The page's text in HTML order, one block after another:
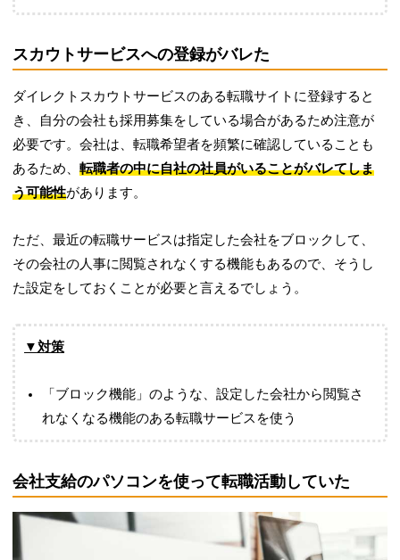
スカウトサービスへの登録がバレた
ダイレクトスカウトサービスのある転職サイトに登録すると
き、自分の会社も採用募集をしている場合があるため注意が
必要です。会社は、転職希望者を頻繁に確認していることも
あるため、転職者の中に自社の社員がいることがバレてしま
う可能性があります。
ただ、最近の転職サービスは指定した会社をブロックして、
その会社の人事に閲覧されなくする機能もあるので、そうし
た設定をしておくことが必要と言えるでしょう。
▼対策
「ブロック機能」のような、設定した会社から閲覧さ
れなくなる機能のある転職サービスを使う
会社支給のパソコンを使って転職活動していた